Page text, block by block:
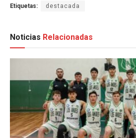
Etiquetas: destacada
Noticias Relacionadas